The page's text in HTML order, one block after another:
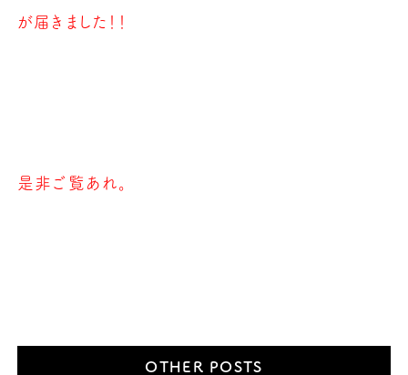
が届きました！！
是非ご覧あれ。
OTHER POSTS